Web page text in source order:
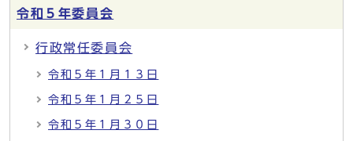
令和５年委員会
行政常任委員会
令和５年１月１３日
令和５年１月２５日
令和５年１月３０日